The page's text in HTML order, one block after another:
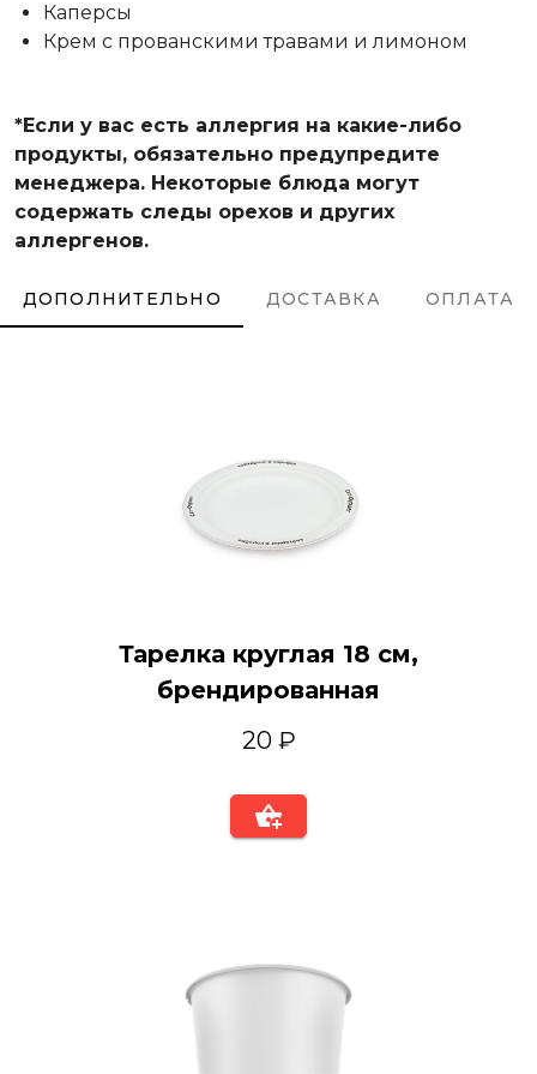
Каперсы
Крем с прованскими травами и лимоном
*Если у вас есть аллергия на какие-либо
продукты, обязательно предупредите
менеджера. Некоторые блюда могут
содержать следы орехов и других
аллергенов.
ДОПОЛНИТЕЛЬНО ДОСТАВКА ОПЛАТА
Тарелка круглая 18 см,
брендированная
20 ₽